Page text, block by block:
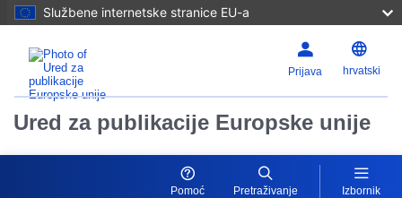
Službene internetske stranice EU-a
Prijava hrvatski
Ured za publikacije Europske unije
Pomoć Pretraživanje Izbornik